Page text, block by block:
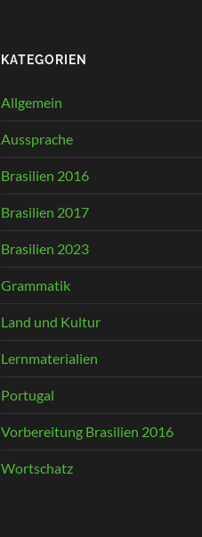
KATEGORIEN
Allgemein
Aussprache
Brasilien 2016
Brasilien 2017
Brasilien 2023
Grammatik
Land und Kultur
Lernmaterialien
Portugal
Vorbereitung Brasilien 2016
Wortschatz